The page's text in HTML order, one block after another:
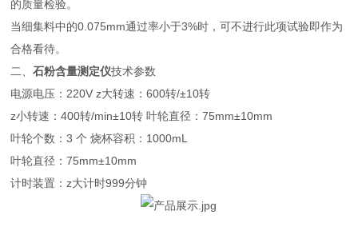
的质量检验。
当细集料中的0.075mm通过率小于3%时，可不进行此项试验即作为
合格看待。
二、石粉含量测定仪技术参数
电源电压：220V z大转速：600转/±10转
z小转速：400转/min±10转 叶轮直径：75mm±10mm
叶轮个数：3 个 烧杯容积：1000mL
叶轮直径：75mm±10mm
计时装置：z大计时999分钟